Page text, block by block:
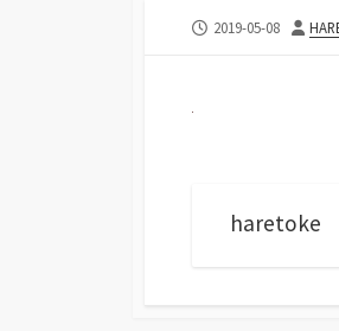
公
2019-05-08
投
haretoke